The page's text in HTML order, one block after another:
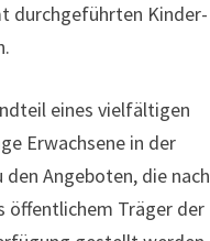
durchgeführten Kinder-
eines vielfältigen
Erwachsene in der
Angeboten, die nach
öffentlichem Träger der